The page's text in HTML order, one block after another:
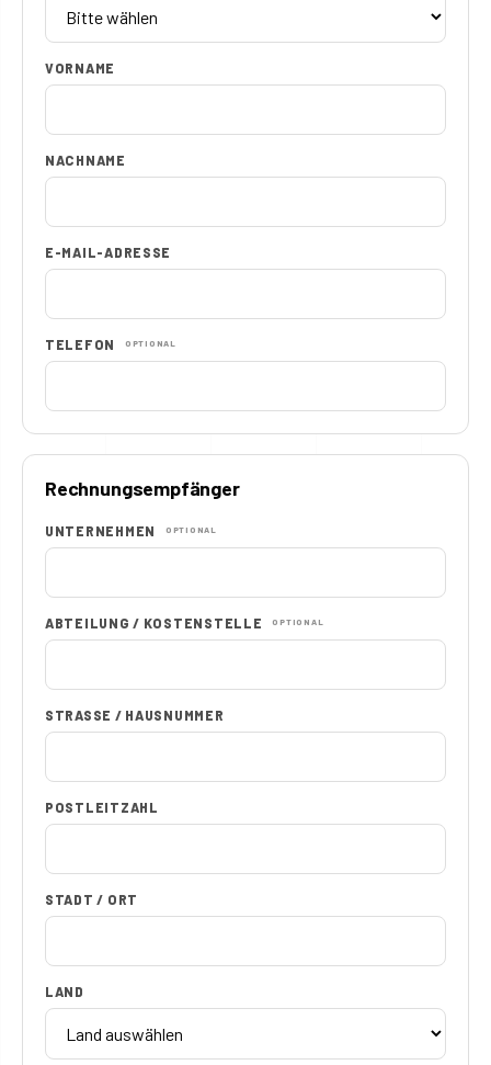
VORNAME
NACHNAME
E-MAIL-ADRESSE
TELEFON OPTIONAL
Rechnungsempfänger
UNTERNEHMEN OPTIONAL
ABTEILUNG / KOSTENSTELLE OPTIONAL
STRASSE / HAUSNUMMER
POSTLEITZAHL
STADT / ORT
LAND